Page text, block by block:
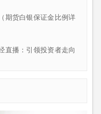
期货白银保证金比例详
直播：引领投资者走向